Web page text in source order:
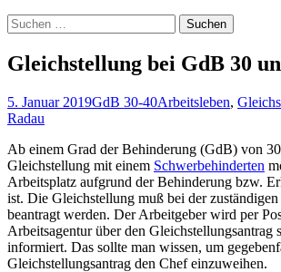
Suchen
nach:
Gleichstellung bei GdB 30
5. Januar 2019GdB 30-40Arbeitsleben,
Radau
Ab einem Grad der Behinderung (GdB) von
Gleichstellung mit einem Schwerbehinderten
Arbeitsplatz aufgrund der Behinderung bzw.
ist. Die Gleichstellung muß bei der
beantragt werden. Der Arbeitgeber wird per
Arbeitsagentur über den Gleichstellungsantrag
informiert. Das sollte man wissen, um
Gleichstellungsantrag den Chef einzuweihen.